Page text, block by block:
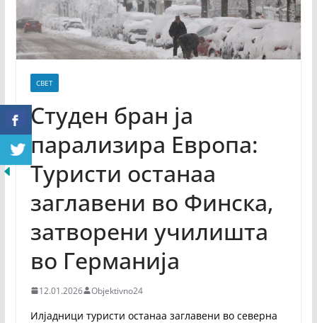
СВЕТ
Студен бран ја
парализира Европа:
Туристи останаа
заглавени во Финска,
затворени училишта
во Германија
12.01.2026 Objektivno24
Илјадници туристи останаа заглавени во северна